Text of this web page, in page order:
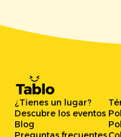
¿Tienes un lugar?
Descubre los eventos
Blog